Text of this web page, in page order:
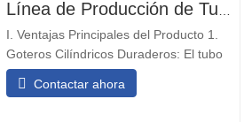
I. Ventajas Principales del Producto 1.
Goteros Cilíndricos Duraderos: El tubo
de goteo con emisor redondo incrustado
está equipado con goteros de alta
Contactar ahora